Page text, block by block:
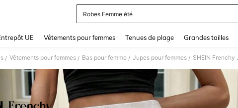
Robes Femme été
UE Vêtements pour femmes Tenues de plage Grandes tailles
/ Vêtements pour femmes / Bas pour femme / Jupes pour femmes /